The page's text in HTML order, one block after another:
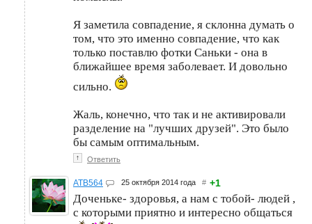
Я заметила совпадение, я склонна думать о
том, что это именно совпадение, что как
только поставлю фотки Саньки - она в
ближайшее время заболевает. И довольно
сильно.
Жаль, конечно, что так и не активировали
разделение на "лучших друзей". Это было
бы самым оптимальным.
↑ Ответить
ATB564 25 октября 2014 года # +1
Доченьке- здоровья, а нам с тобой- людей ,
с которыми приятно и интересно общаться